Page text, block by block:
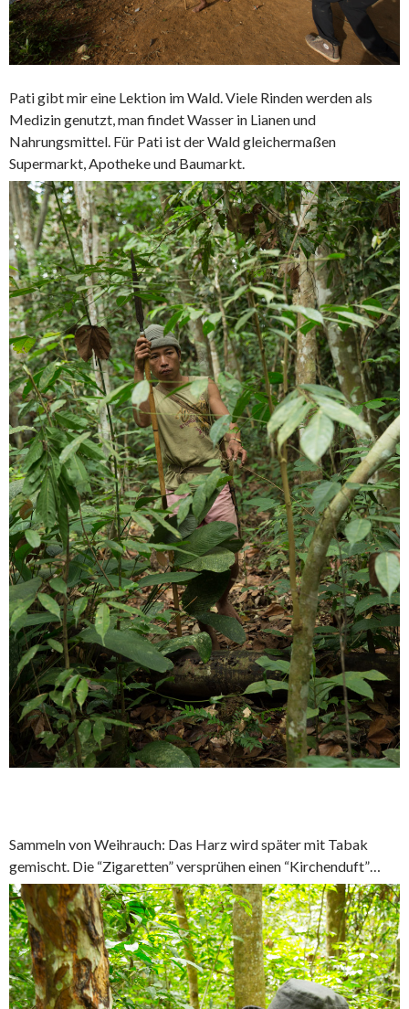
Pati gibt mir eine Lektion im Wald. Viele Rinden werden als
Medizin genutzt, man findet Wasser in Lianen und
Nahrungsmittel. Für Pati ist der Wald gleichermaßen
Supermarkt, Apotheke und Baumarkt.
Sammeln von Weihrauch: Das Harz wird später mit Tabak
gemischt. Die “Zigaretten” versprühen einen “Kirchenduft”…